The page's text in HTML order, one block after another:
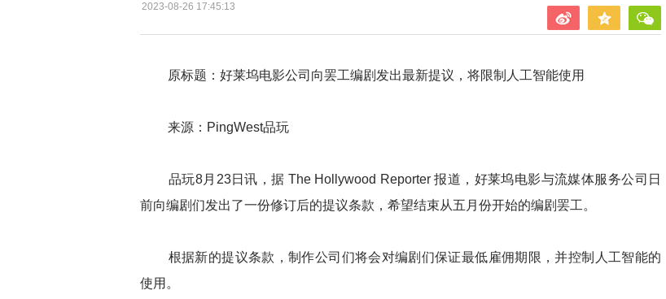
2023-08-26 17:45:13
原标题：好莱坞电影公司向罢工编剧发出最新提议，将限制人工智能使用
来源：PingWest品玩
品玩8月23日讯，据 The Hollywood Reporter 报道，好莱坞电影与流媒体服务公司日
前向编剧们发出了一份修订后的提议条款，希望结束从五月份开始的编剧罢工。
根据新的提议条款，制作公司们将会对编剧们保证最低雇佣期限，并控制人工智能的
使用。